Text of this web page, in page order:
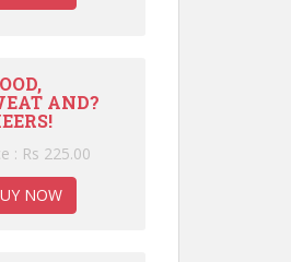
AND?
: Rs 225.00
NOW